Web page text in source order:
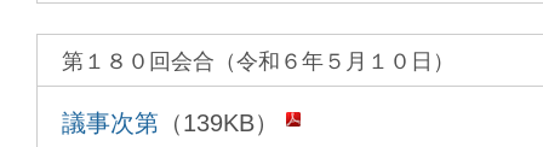
第１８０回会合（令和６年５月１０日）
議事次第 （139KB）